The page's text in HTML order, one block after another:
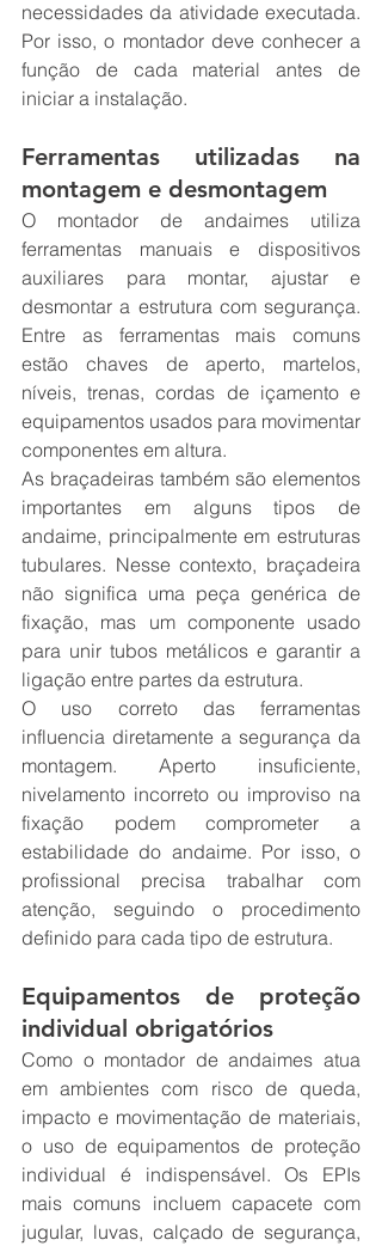
necessidades da atividade executada.
Por isso, o montador deve conhecer a
função de cada material antes de
iniciar a instalação.
Ferramentas utilizadas na
montagem e desmontagem
O montador de andaimes utiliza
ferramentas manuais e dispositivos
auxiliares para montar, ajustar e
desmontar a estrutura com segurança.
Entre as ferramentas mais comuns
estão chaves de aperto, martelos,
níveis, trenas, cordas de içamento e
equipamentos usados para movimentar
componentes em altura.
As braçadeiras também são elementos
importantes em alguns tipos de
andaime, principalmente em estruturas
tubulares. Nesse contexto, braçadeira
não significa uma peça genérica de
fixação, mas um componente usado
para unir tubos metálicos e garantir a
ligação entre partes da estrutura.
O uso correto das ferramentas
influencia diretamente a segurança da
montagem. Aperto insuficiente,
nivelamento incorreto ou improviso na
fixação podem comprometer a
estabilidade do andaime. Por isso, o
profissional precisa trabalhar com
atenção, seguindo o procedimento
definido para cada tipo de estrutura.
Equipamentos de proteção
individual obrigatórios
Como o montador de andaimes atua
em ambientes com risco de queda,
impacto e movimentação de materiais,
o uso de equipamentos de proteção
individual é indispensável. Os EPIs
mais comuns incluem capacete com
jugular, luvas, calçado de segurança,